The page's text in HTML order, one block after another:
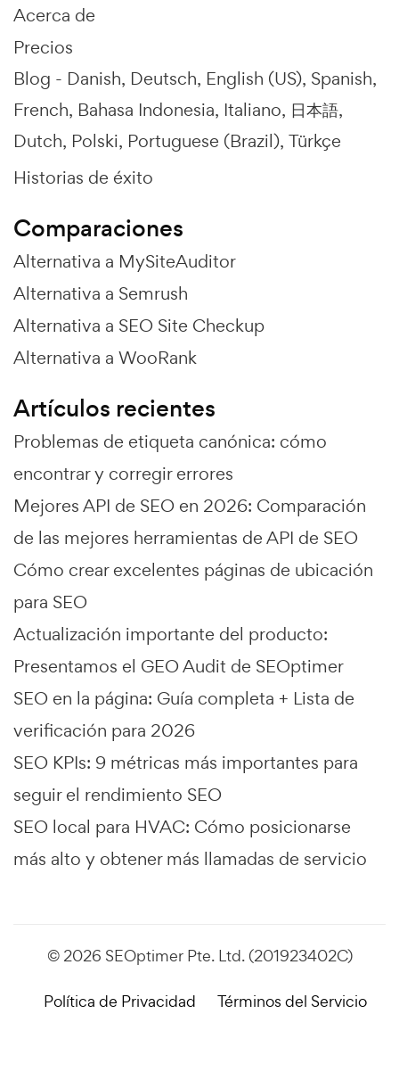
Acerca de
Precios
Blog - Danish Deutsch English (US) Spanish
French Bahasa Indonesia Italiano 日本語
Dutch Polski Portuguese (Brazil) Türkçe
Historias de éxito
Comparaciones
Alternativa a MySiteAuditor
Alternativa a Semrush
Alternativa a SEO Site Checkup
Alternativa a WooRank
Artículos recientes
Problemas de etiqueta canónica: cómo
encontrar y corregir errores
Mejores API de SEO en 2026: Comparación
de las mejores herramientas de API de SEO
Cómo crear excelentes páginas de ubicación
para SEO
Actualización importante del producto:
Presentamos el GEO Audit de SEOptimer
SEO en la página: Guía completa + Lista de
verificación para 2026
SEO KPIs: 9 métricas más importantes para
seguir el rendimiento SEO
SEO local para HVAC: Cómo posicionarse
más alto y obtener más llamadas de servicio
© 2026 SEOptimer Pte. Ltd. (201923402C)
Política de Privacidad Términos del Servicio